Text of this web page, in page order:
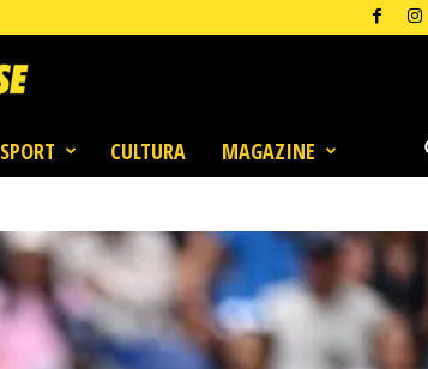
SPORT CULTURA MAGAZINE